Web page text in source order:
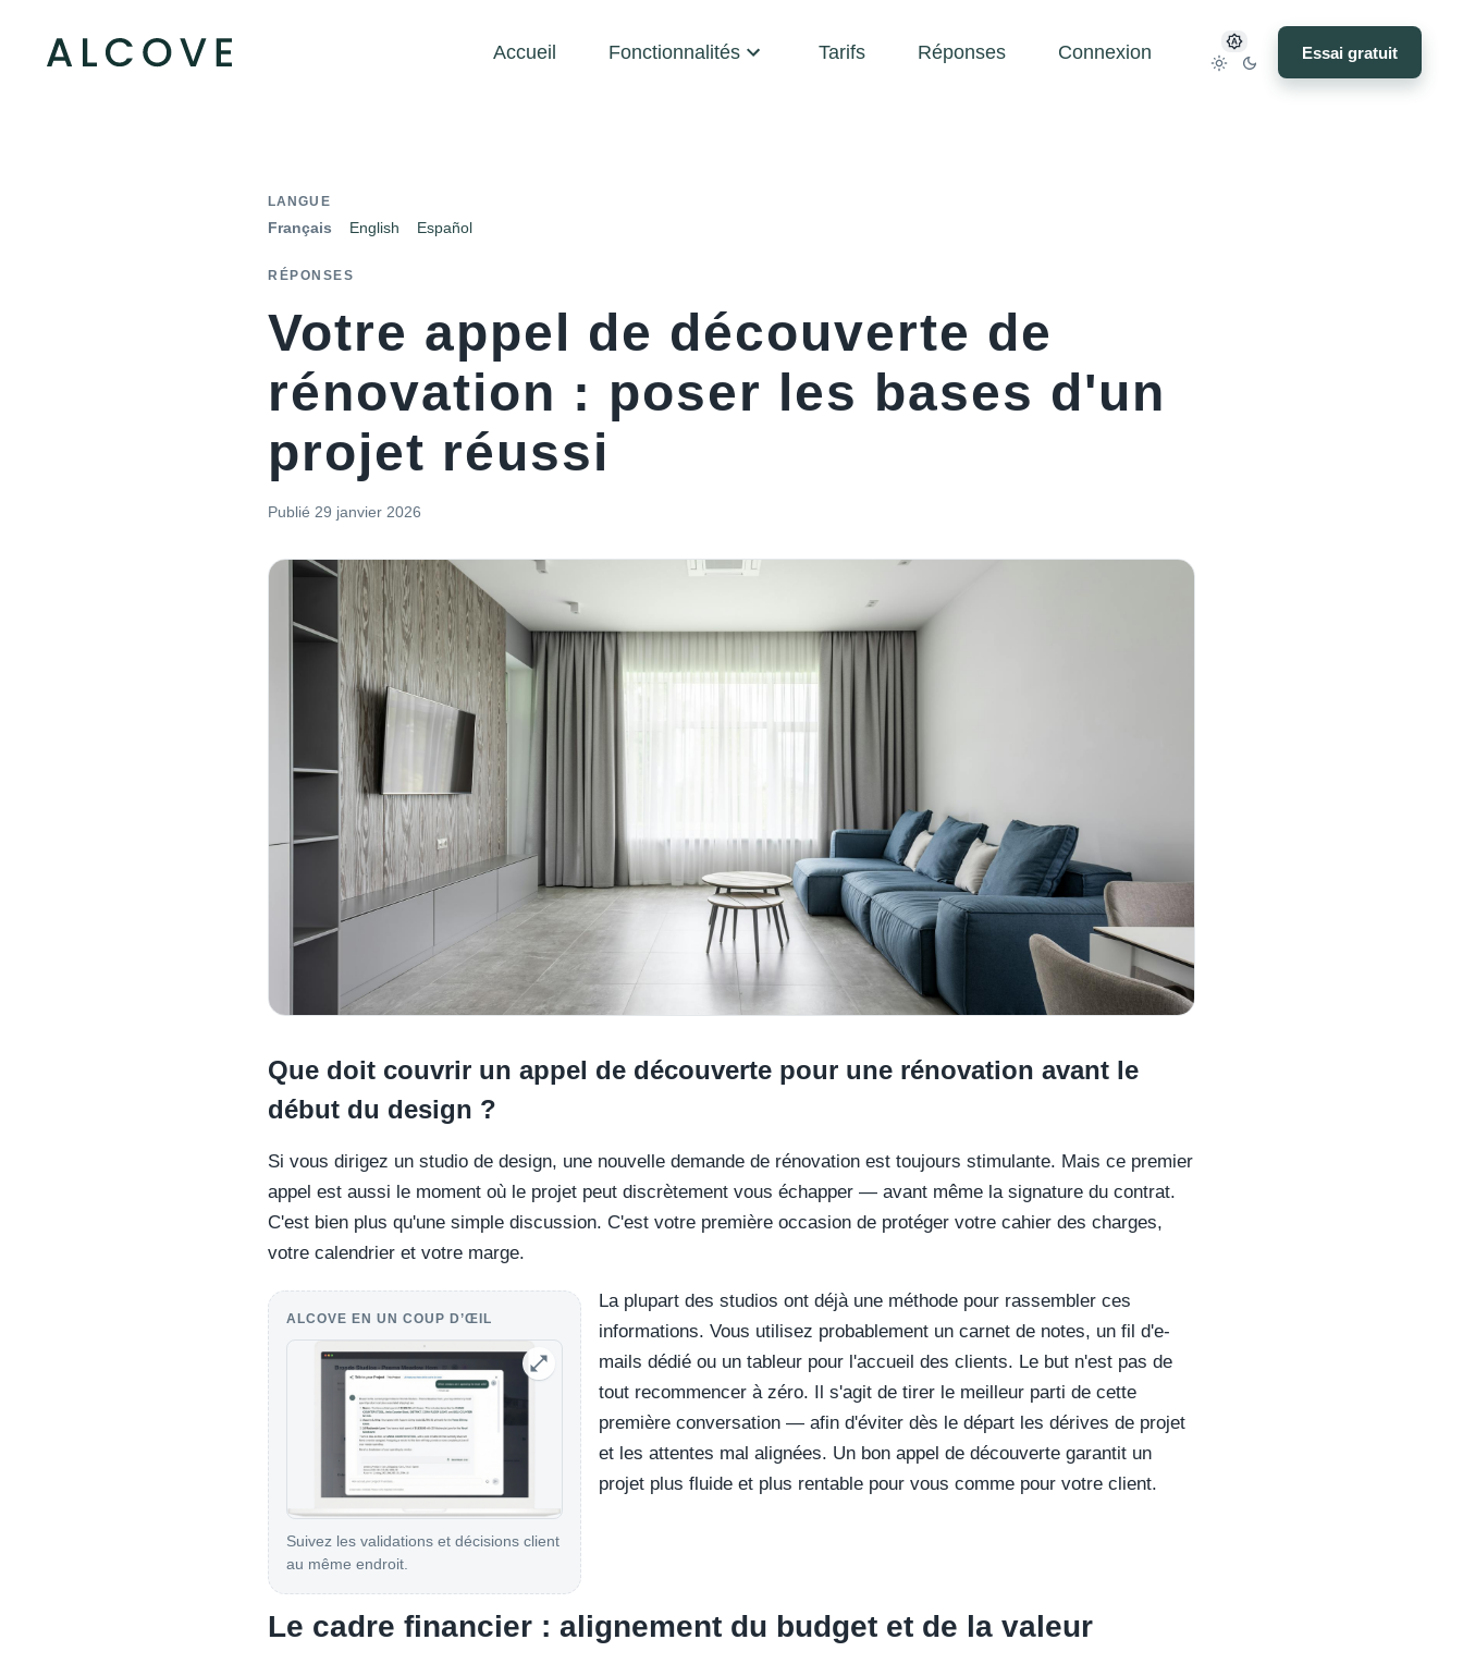
Accueil Fonctionnalités Tarifs Réponses Connexion Essai gratuit
LANGUE
Français English Español
RÉPONSES
Votre appel de découverte de
rénovation : poser les bases d'un
projet réussi
Publié 29 janvier 2026
Que doit couvrir un appel de découverte pour une rénovation avant le
début du design ?
Si vous dirigez un studio de design, une nouvelle demande de rénovation est toujours stimulante. Mais ce premier
appel est aussi le moment où le projet peut discrètement vous échapper — avant même la signature du contrat.
C'est bien plus qu'une simple discussion. C'est votre première occasion de protéger votre cahier des charges,
votre calendrier et votre marge.
ALCOVE EN UN COUP D’ŒIL
Suivez les validations et décisions client
au même endroit.
La plupart des studios ont déjà une méthode pour rassembler ces
informations. Vous utilisez probablement un carnet de notes, un fil d'e-
mails dédié ou un tableur pour l'accueil des clients. Le but n'est pas de
tout recommencer à zéro. Il s'agit de tirer le meilleur parti de cette
première conversation — afin d'éviter dès le départ les dérives de projet
et les attentes mal alignées. Un bon appel de découverte garantit un
projet plus fluide et plus rentable pour vous comme pour votre client.
Le cadre financier : alignement du budget et de la valeur